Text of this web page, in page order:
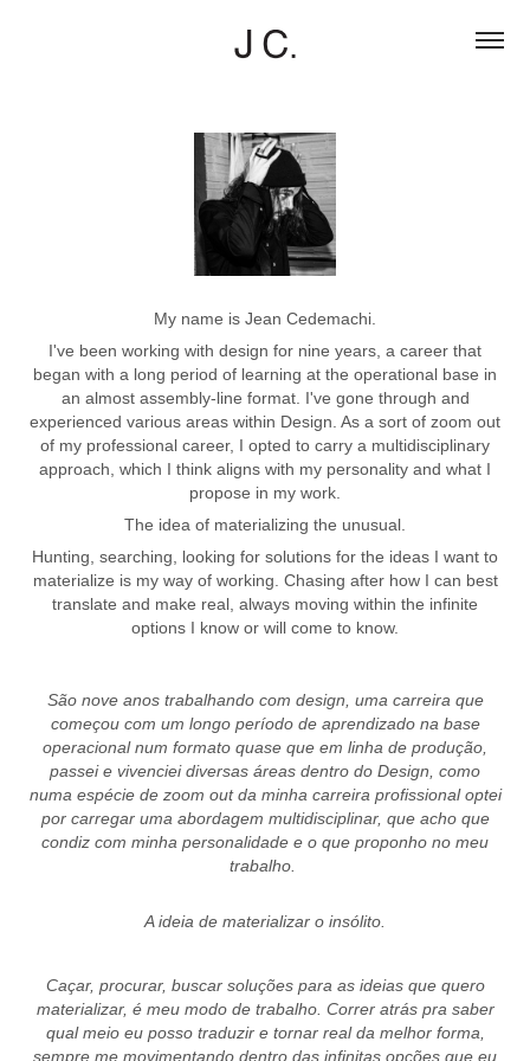
My name is Jean Cedemachi.
I've been working with design for nine years, a career that
began with a long period of learning at the operational base in
an almost assembly-line format. I've gone through and
experienced various areas within Design. As a sort of zoom out
of my professional career, I opted to carry a multidisciplinary
approach, which I think aligns with my personality and what I
propose in my work.
The idea of materializing the unusual.
Hunting, searching, looking for solutions for the ideas I want to
materialize is my way of working. Chasing after how I can best
translate and make real, always moving within the infinite
options I know or will come to know.
São nove anos trabalhando com design, uma carreira que
começou com um longo período de aprendizado na base
operacional num formato quase que em linha de produção,
passei e vivenciei diversas áreas dentro do Design, como
numa espécie de zoom out da minha carreira profissional optei
por carregar uma abordagem multidisciplinar, que acho que
condiz com minha personalidade e o que proponho no meu
trabalho.
A ideia de materializar o insólito.
Caçar, procurar, buscar soluções para as ideias que quero
materializar, é meu modo de trabalho. Correr atrás pra saber
qual meio eu posso traduzir e tornar real da melhor forma,
sempre me movimentando dentro das infinitas opções que eu